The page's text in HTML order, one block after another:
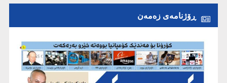
ڕۆژنامەی زەمەن